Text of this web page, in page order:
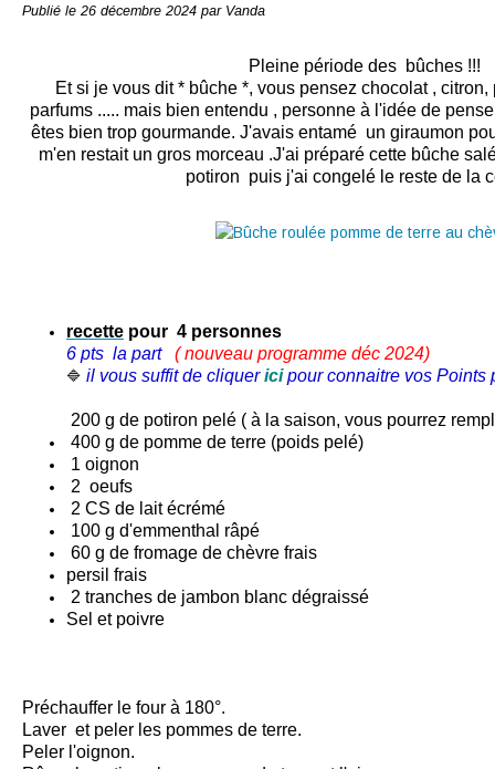
Publié le 26 décembre 2024 par Vanda
Pleine période des bûches !!!
Et si je vous dit * bûche *, vous pensez chocolat ,
parfums ..... mais bien entendu , personne à l'idée de
êtes bien trop gourmande. J'avais entamé un giraumon
m'en restait un gros morceau .J'ai préparé cette bûche
potiron puis j'ai congelé le reste de la
recette pour 4 personnes
6 pts la part
( nouveau programme déc 2024)
🔷 il vous suffit de cliquer icipour connaitre vos Points
200 g de potiron pelé ( à la saison, vous pourrez
400 g de pomme de terre (poids pelé)
1 oignon
2 oeufs
2 CS de lait écrémé
100 g d'emmenthal râpé
60 g de fromage de chèvre frais
persil frais
2 tranches de jambon blanc dégraissé
Sel et poivre
Préchauffer le four à 180°.
Laver et peler les pommes de terre.
Peler l'oignon.